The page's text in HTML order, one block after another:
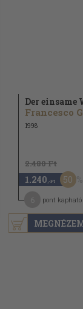
Der einsame
1998
2.480 Ft
1.240 ,-Ft 50
pont kapható